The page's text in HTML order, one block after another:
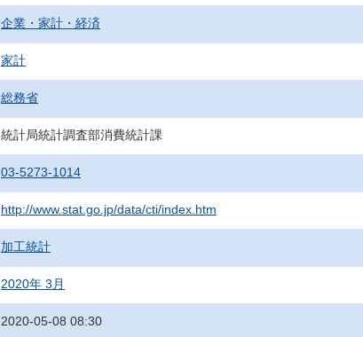
企業・家計・経済
家計
総務省
統計局統計調査部消費統計課
03-5273-1014
http://www.stat.go.jp/data/cti/index.htm
加工統計
2020年 3月
2020-05-08 08:30